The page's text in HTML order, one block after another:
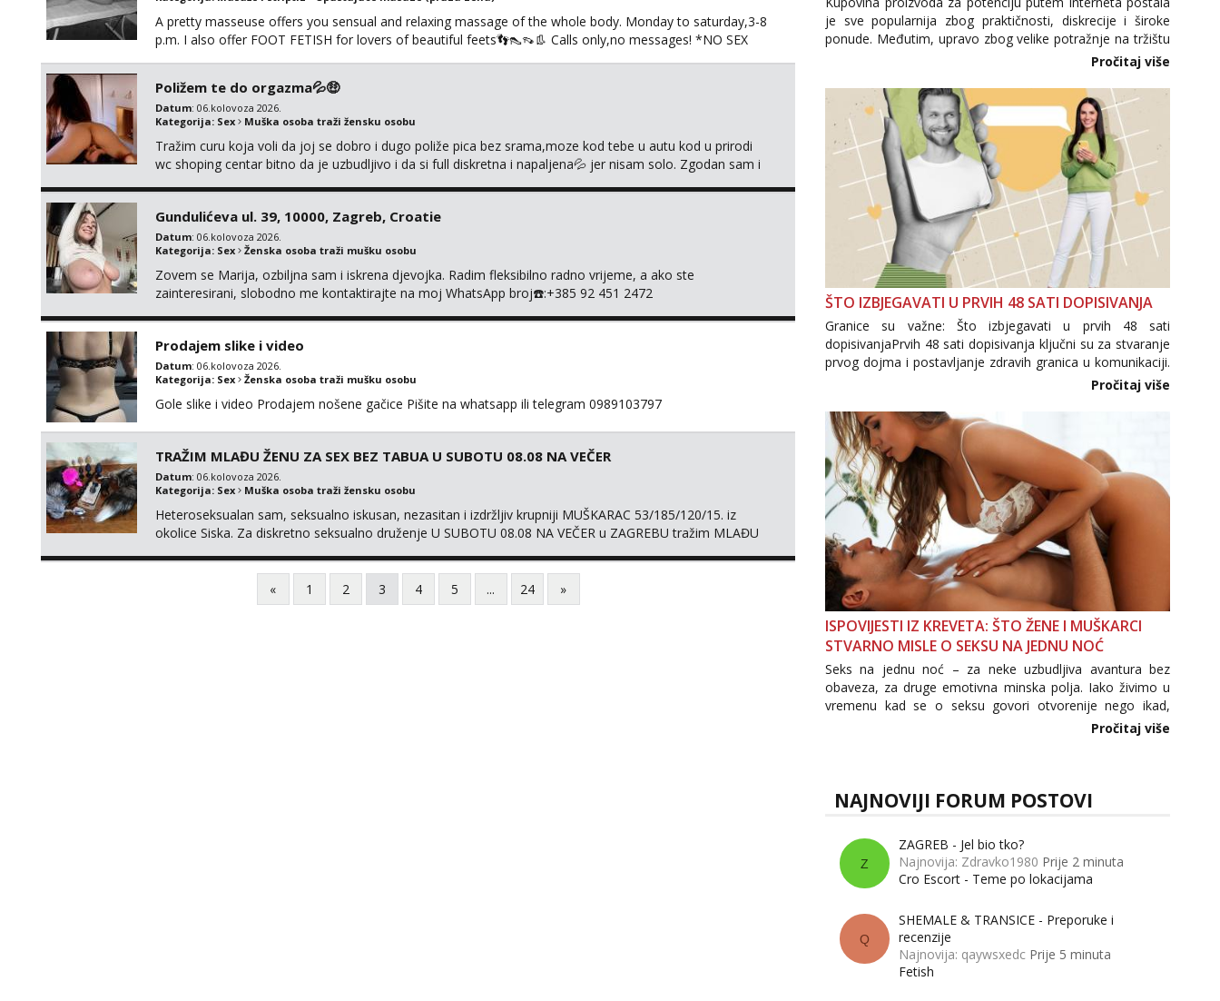
A pretty masseuse offers you sensual and relaxing massage of the whole body. Monday to saturday,3-8
p.m. I also offer FOOT FETISH for lovers of beautiful feets👣👠👡👢 Calls only,no messages! *NO SEX
Poližem te do orgazma💦🤑
Datum: 06.kolovoza 2026.
Kategorija: Sex Muška osoba traži žensku osobu
Tražim curu koja voli da joj se dobro i dugo poliže pica bez srama,moze kod tebe u autu kod u prirodi
wc shoping centar bitno da je uzbudljivo i da si full diskretna i napaljena💦 jer nisam solo. Zgodan sam i
Gundulićeva ul. 39, 10000, Zagreb, Croatie
Datum: 06.kolovoza 2026.
Kategorija: Sex Ženska osoba traži mušku osobu
Zovem se Marija, ozbiljna sam i iskrena djevojka. Radim fleksibilno radno vrijeme, a ako ste
zainteresirani, slobodno me kontaktirajte na moj WhatsApp broj☎️:+385 92 451 2472
Prodajem slike i video
Datum: 06.kolovoza 2026.
Kategorija: Sex Ženska osoba traži mušku osobu
Gole slike i video Prodajem nošene gačice Pišite na whatsapp ili telegram 0989103797
TRAŽIM MLAĐU ŽENU ZA SEX BEZ TABUA U SUBOTU 08.08 NA VEČER
Datum: 06.kolovoza 2026.
Kategorija: Sex Muška osoba traži žensku osobu
Heteroseksualan sam, seksualno iskusan, nezasitan i izdržljiv krupniji MUŠKARAC 53/185/120/15. iz
okolice Siska. Za diskretno seksualno druženje U SUBOTU 08.08 NA VEČER u ZAGREBU tražim MLAĐU
TABUA i KONDOMA upotpunjen SEKS IGRAČKAMA od vibratora i umjetnih dilda do analnih čepova
« 1 2 3 4 5 ... 24 »
je sve popularnija zbog praktičnosti, diskrecije i široke
ponude. Međutim, upravo zbog velike potražnje na tržištu
se pojavljuju i brojni krivotvoreni proizvodi, nepouzdane
internetske trgovine te proizvodi nepoznatog podrijetla. ...
Pročitaj više
ŠTO IZBJEGAVATI U PRVIH 48 SATI DOPISIVANJA
Granice su važne: Što izbjegavati u prvih 48 sati
dopisivanjaPrvih 48 sati dopisivanja ključni su za stvaranje
prvog dojma i postavljanje zdravih granica u komunikaciji.
Važno je izbjeći prebrzo otkrivanje osobnih ili intimnih
informacija, jer nepoznata osoba još nije zaslužila to
povjerenje. Takođe...
Pročitaj više
ISPOVIJESTI IZ KREVETA: ŠTO ŽENE I MUŠKARCI
STVARNO MISLE O SEKSU NA JEDNU NOĆ
Seks na jednu noć – za neke uzbudljiva avantura bez
obaveza, za druge emotivna minska polja. Iako živimo u
vremenu kad se o seksu govori otvorenije nego ikad,
tema „jedne noći strasti“ i dalje izaziva burne rasprave. Što
Pročitaj više
NAJNOVIJI FORUM POSTOVI
Z
ZAGREB - Jel bio tko?
Najnovija: Zdravko1980 Prije 2 minuta
Cro Escort - Teme po lokacijama
Q
SHEMALE & TRANSICE - Preporuke i
recenzije
Najnovija: qaywsxedc Prije 5 minuta
Fetish